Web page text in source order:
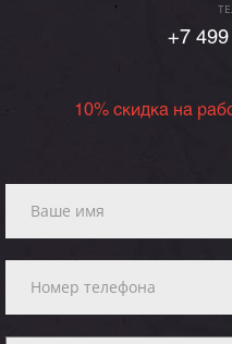
+7
10% скидка на